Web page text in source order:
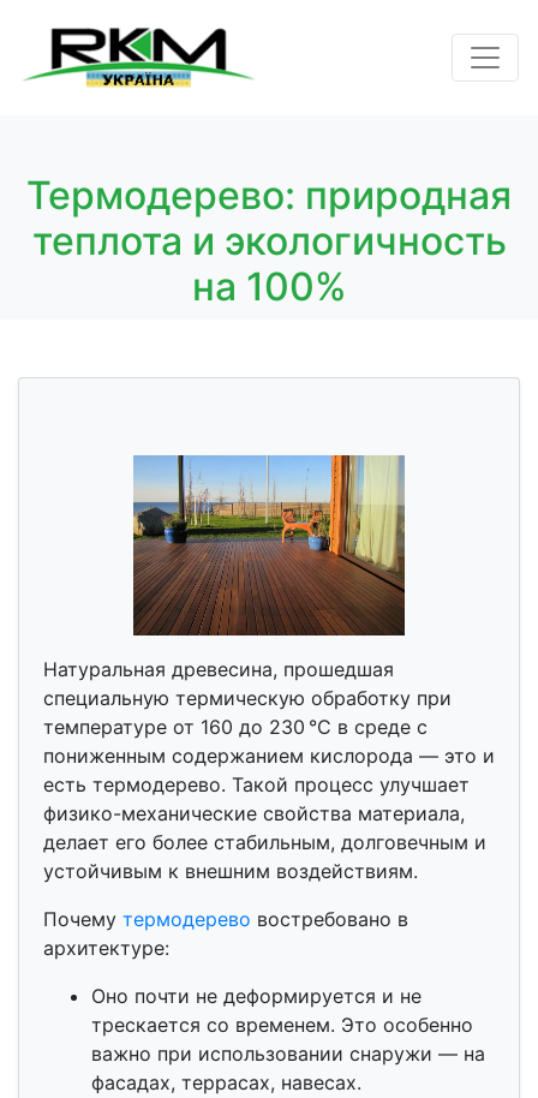
Термодерево: природная
теплота и экологичность
на 100%
Натуральная древесина, прошедшая
специальную термическую обработку при
температуре от 160 до 230 °C в среде с
пониженным содержанием кислорода — это и
есть термодерево. Такой процесс улучшает
физико-механические свойства материала,
делает его более стабильным, долговечным и
устойчивым к внешним воздействиям.
Почему термодерево востребовано в
архитектуре:
Оно почти не деформируется и не
трескается со временем. Это особенно
важно при использовании снаружи — на
фасадах, террасах, навесах.